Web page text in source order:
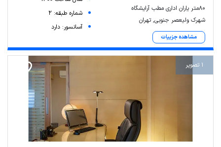
۸۰متر یاران اداری مطب آرایشگاه
شهرک ولیعصر جنوبی, تهران
مشاهده جزییات
شماره طبقه: 2
آسانسور: دارد
1 تصویر